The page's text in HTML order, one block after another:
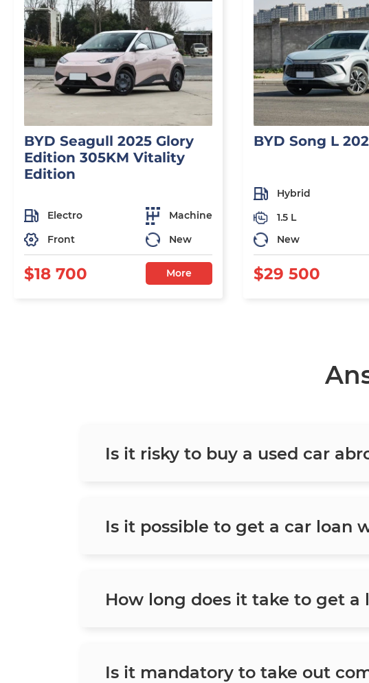
BYD Seagull 2025 Glory
Edition 305KM Vitality
Edition
Electro
Machine
Front
New
$18 700 More
BYD Song L
Hybrid
1.5 L
New
$29 500
Is it risky to buy a used car
Is it possible to get a car loan
How long does it take to get a
Is it mandatory to take out